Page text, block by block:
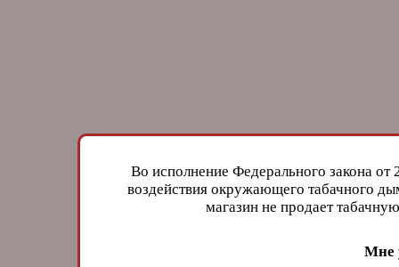
Во исполнение Федерального закона
воздействия окружающего табачного
магазин не продает
Мне